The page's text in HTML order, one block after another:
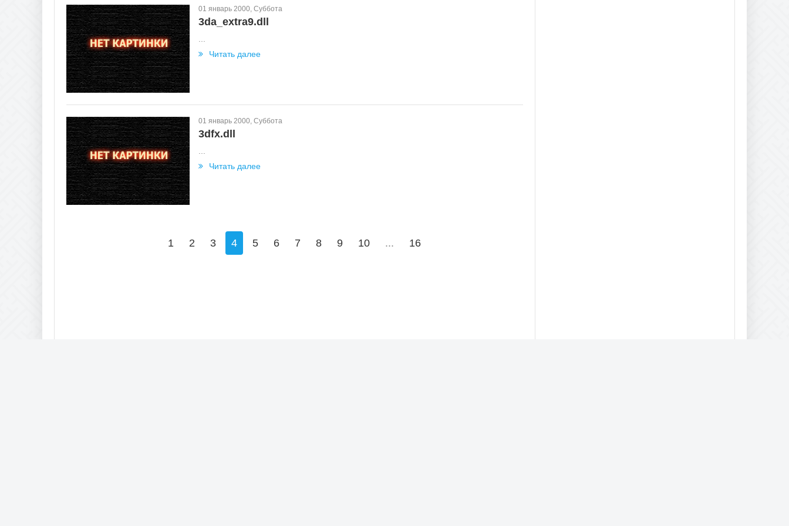
01 январь 2000, Суббота
3da_extra9.dll
Читать далее
01 январь 2000, Суббота
3dfx.dll
Читать далее
1 2 3 4 5 6 7 8 9 10 ... 16